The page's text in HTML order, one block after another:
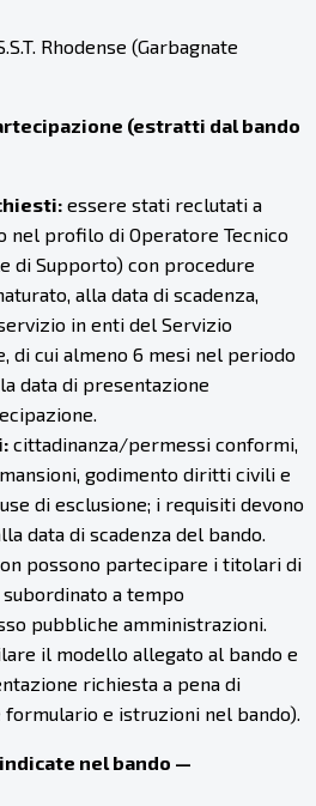
Rhodense (Garbagnate
(estratti dal bando
essere stati reclutati a
nel profilo di Operatore Tecnico
di Supporto) con procedure
alla data di scadenza,
in enti del Servizio
di cui almeno 6 mesi nel periodo
data di presentazione
cittadinanza/permessi conformi,
godimento diritti civili e
di esclusione; i requisiti devono
data di scadenza del bando.
possono partecipare i titolari di
a tempo
pubbliche amministrazioni.
il modello allegato al bando e
richiesta a pena di
formulario e istruzioni nel bando).
nel bando —